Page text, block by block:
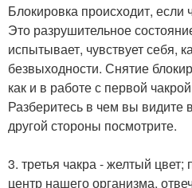
Блокировка происходит, если
Это разрушительное
испытывает, чувствует себя,
безвыходности. Снятие
как и в работе с первой
Разберитесь в чем вы
другой стороны посмотрите.
3. третья чакра - желтый цвет;
центр нашего организма,